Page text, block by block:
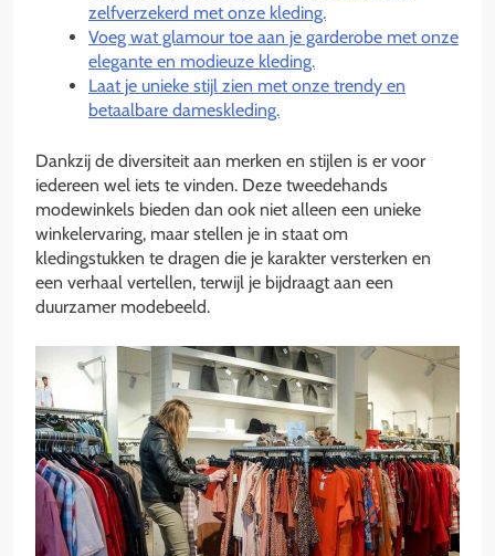
zelfverzekerd met onze kleding.
Voeg wat glamour toe aan je garderobe met onze
elegante en modieuze kleding.
Laat je unieke stijl zien met onze trendy en
betaalbare dameskleding.
Dankzij de diversiteit aan merken en stijlen is er voor
iedereen wel iets te vinden. Deze tweedehands
modewinkels bieden dan ook niet alleen een unieke
winkelervaring, maar stellen je in staat om
kledingstukken te dragen die je karakter versterken en
een verhaal vertellen, terwijl je bijdraagt aan een
duurzamer modebeeld.